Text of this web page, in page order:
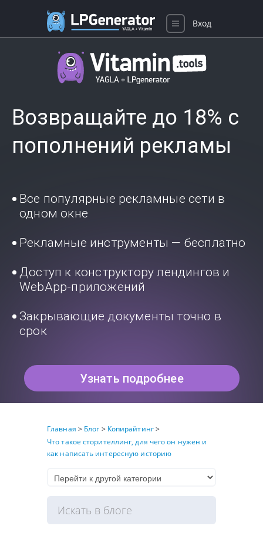
Возвращайте до 18% с
пополнений рекламы
Все популярные рекламные сети в
одном окне
Рекламные инструменты — бесплатно
Доступ к конструктору лендингов и
WebApp-приложений
Закрывающие документы точно в
срок
Узнать подробнее
Главная > Блог > Копирайтинг>
Что такое сторителлинг, для чего он нужен и
как написать интересную историю
Вход